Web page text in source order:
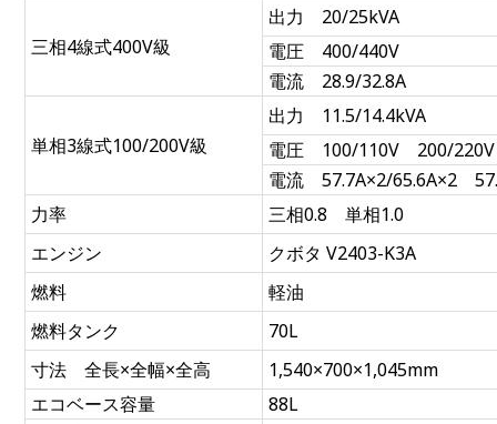
三相4線式400V級
出力 20/25kVA
電圧 400/440V
電流 28.9/32.8A
単相3線式100/200V級
出力 11.5/14.4kVA
電圧 100/110V 200/220V
電流 57.7A×2/65.6A×2
力率
三相0.8 単相1.0
エンジン
クボタ V2403-K3A
燃料
軽油
燃料タンク
70L
寸法 全長×全幅×全高
1,540×700×1,045mm
エコベース容量
88L